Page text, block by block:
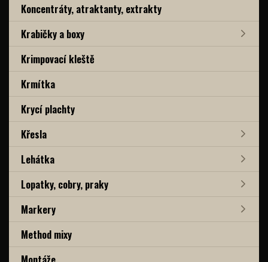
Koncentráty, atraktanty, extrakty
Krabičky a boxy
Krimpovací kleště
Krmítka
Krycí plachty
Křesla
Lehátka
Lopatky, cobry, praky
Markery
Method mixy